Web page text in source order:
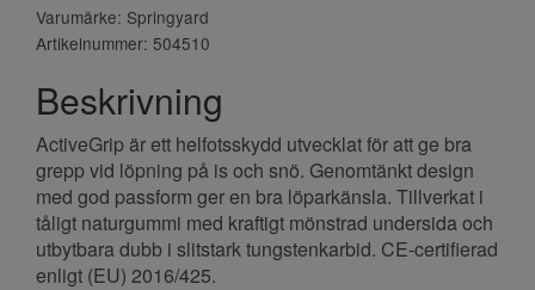
Varumärke: Springyard
Artikelnummer: 504510
Beskrivning
ActiveGrip är ett helfotsskydd utvecklat för att ge bra
grepp vid löpning på is och snö. Genomtänkt design
med god passform ger en bra löparkänsla. Tillverkat i
tåligt naturgummi med kraftigt mönstrad undersida och
utbytbara dubb i slitstark tungstenkarbid. CE-certifierad
enligt (EU) 2016/425.